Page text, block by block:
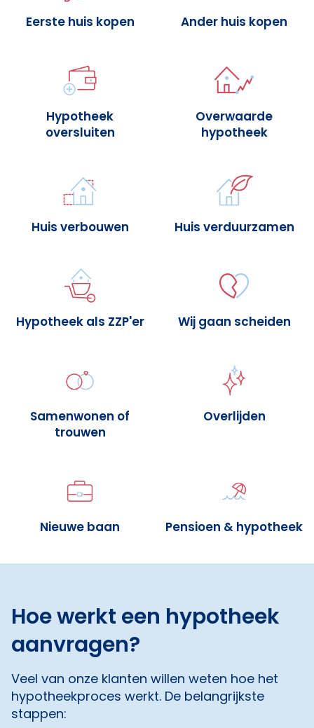
Eerste huis kopen Ander huis kopen
Hypotheek
oversluiten
Overwaarde
hypotheek
Huis verbouwen Huis verduurzamen
Hypotheek als ZZP'er Wij gaan scheiden
Samenwonen of
trouwen
Overlijden
Nieuwe baan Pensioen & hypotheek
Hoe werkt een hypotheek
aanvragen?
Veel van onze klanten willen weten hoe het
hypotheekproces werkt. De belangrijkste
stappen: